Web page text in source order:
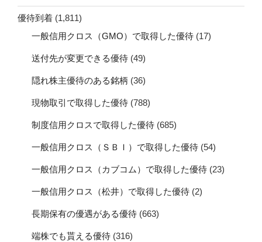
優待到着 (1,811)
一般信用クロス（GMO）で取得した優待 (17)
送付先が変更できる優待 (49)
隠れ株主優待のある銘柄 (36)
現物取引で取得した優待 (788)
制度信用クロスで取得した優待 (685)
一般信用クロス（ＳＢＩ）で取得した優待 (54)
一般信用クロス（カブコム）で取得した優待 (23)
一般信用クロス（松井）で取得した優待 (2)
長期保有の優遇がある優待 (663)
端株でも貰える優待 (316)